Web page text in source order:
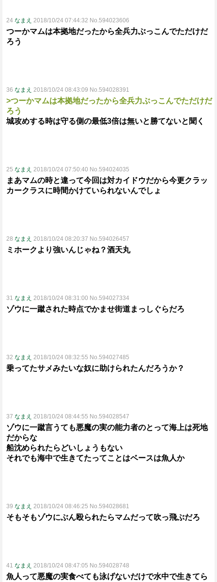
24 なまえ 2018/10/24 07:44:32 No.594023606
つーかマムは本拠地だったから全兵力ぶっこんでただけだ
ろう
36 なまえ 2018/10/24 08:43:09 No.594028391
>つーかマムは本拠地だったから全兵力ぶっこんでただけだ
ろう
城攻めする時は守る側の最低3倍は無いと勝てないと聞く
25 なまえ 2018/10/24 07:50:40 No.594024035
まあマムの時と違って今回は対カイドウだから今更クラッ
カークラスに時間かけていられないんでしょ
28 なまえ 2018/10/24 08:20:37 No.594026457
ミホークより強いんじゃね？酒天丸
31 なまえ 2018/10/24 08:31:00 No.594027334
ゾウに一蹴された時点でかませ街道まっしぐらだろ
32 なまえ 2018/10/24 08:32:55 No.594027485
乗ってたサメみたいな奴に助けられたんだろうか？
37 なまえ 2018/10/24 08:44:55 No.594028547
ゾウに一蹴言うても悪魔の実の能力者のとって海上は死地
だからな
船沈められたらどいしょうもない
それでも海中で生きてたってことはベースは魚人か
39 なまえ 2018/10/24 08:46:25 No.594028681
そもそもゾウにぶん殴られたらマムだって吹っ飛ぶだろ
41 なまえ 2018/10/24 08:47:05 No.594028748
魚人って悪魔の実食べても泳げないだけで水中で生きてら